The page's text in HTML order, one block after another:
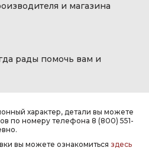
и магазина
рады помочь вам и
характер, детали вы можете
по номеру телефона 8 (800) 551-
вы можете ознакомиться здесь